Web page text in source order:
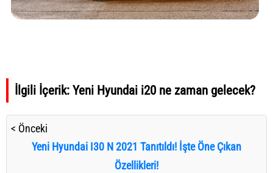
İlgili İçerik: Yeni Hyundai i20 ne zaman gelecek?
< Önceki
Yeni Hyundai I30 N 2021 Tanıtıldı! İşte Öne Çıkan
Özellikleri!